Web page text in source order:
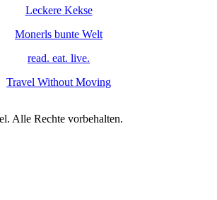
Leckere Kekse
Monerls bunte Welt
read. eat. live.
Travel Without Moving
Alle Rechte vorbehalten.